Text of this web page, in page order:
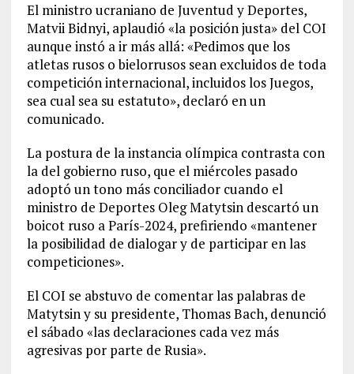
El ministro ucraniano de Juventud y Deportes,
Matvii Bidnyi, aplaudió «la posición justa» del COI
aunque instó a ir más allá: «Pedimos que los
atletas rusos o bielorrusos sean excluidos de toda
competición internacional, incluidos los Juegos,
sea cual sea su estatuto», declaró en un
comunicado.
La postura de la instancia olímpica contrasta con
la del gobierno ruso, que el miércoles pasado
adoptó un tono más conciliador cuando el
ministro de Deportes Oleg Matytsin descartó un
boicot ruso a París-2024, prefiriendo «mantener
la posibilidad de dialogar y de participar en las
competiciones».
El COI se abstuvo de comentar las palabras de
Matytsin y su presidente, Thomas Bach, denunció
el sábado «las declaraciones cada vez más
agresivas por parte de Rusia».